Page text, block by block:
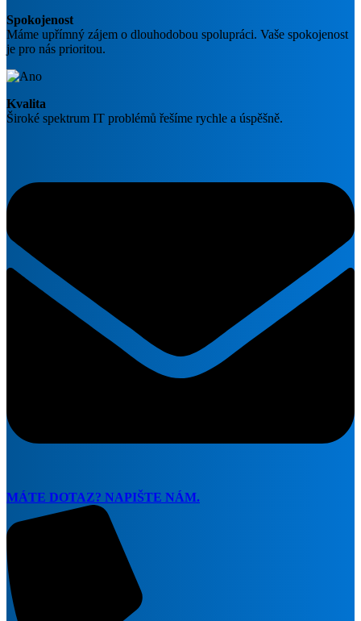
Spokojenost
Máme upřímný zájem o dlouhodobou spolupráci. Vaše spokojenost
je pro nás prioritou.
Kvalita
Široké spektrum IT problémů řešíme rychle a úspěšně.
MÁTE DOTAZ? NAPIŠTE NÁM.